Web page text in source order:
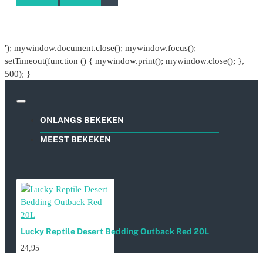
'); mywindow.document.close(); mywindow.focus();
setTimeout(function () { mywindow.print(); mywindow.close(); },
500); }
ONLANGS BEKEKEN
MEEST BEKEKEN
Lucky Reptile Desert Bedding Outback Red 20L
24,95